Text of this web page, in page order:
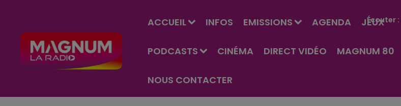
ACCUEIL INFOS EMISSIONS AGENDA JEUX
PODCASTS CINÉMA DIRECT VIDÉO MAGNUM 80
NOUS CONTACTER
Écouter :